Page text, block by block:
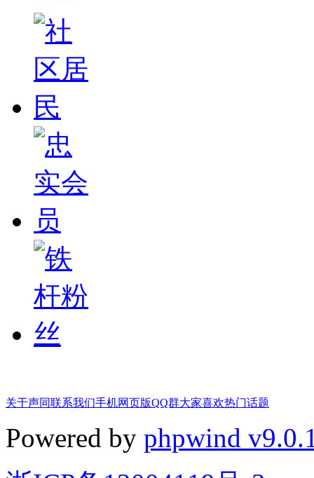
关于声同联系我们手机网页版QQ群大家喜欢热门话题
Powered by phpwind